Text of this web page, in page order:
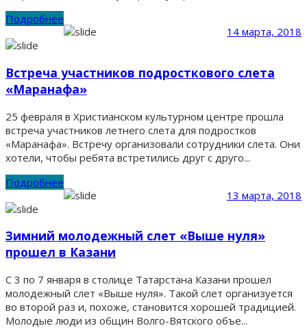
Подробнее
14 марта, 2018
Встреча участников подросткового слета
«Маранафа»
25 февраля в Христианском культурном центре прошла
встреча участников летнего слета для подростков
«Маранафа». Встречу организовали сотрудники слета. Они
хотели, чтобы ребята встретились друг с друго...
Подробнее
13 марта, 2018
Зимний молодежный слет «Выше нуля»
прошел в Казани
С 3 по 7 января в столице Татарстана Казани прошел
молодежный слет «Выше нуля». Такой слет организуется
во второй раз и, похоже, становится хорошей традицией.
Молодые люди из общин Волго-Вятского объе...